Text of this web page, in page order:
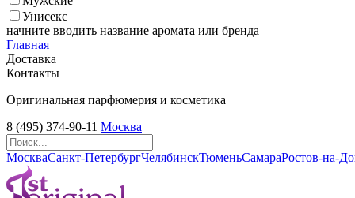
Унисекс
начните вводить название аромата или бренда
Главная
Доставка
Контакты
Оригинальная парфюмерия и косметика
8 (495) 374-90-11 Москва
МоскваСанкт-ПетербургЧелябинскТюменьСамараРостов-на-